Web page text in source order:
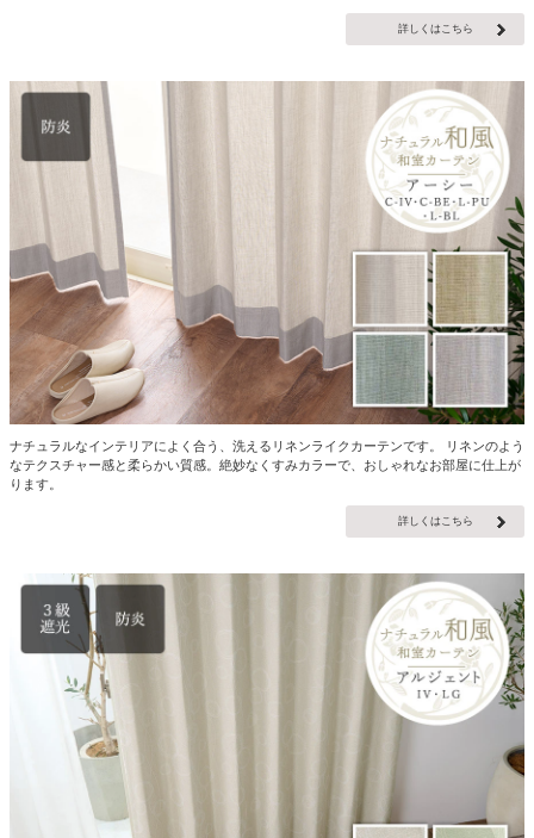
詳しくはこちら
ナチュラルなインテリアによく合う、洗えるリネンライクカーテンです。 リネンのよう
なテクスチャー感と柔らかい質感。絶妙なくすみカラーで、おしゃれなお部屋に仕上が
ります。
詳しくはこちら